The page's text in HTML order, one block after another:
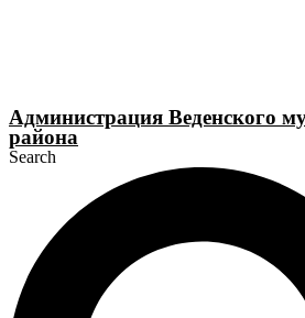
Администрация Веденского
района
Search